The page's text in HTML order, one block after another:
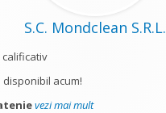
S.C. Mondclean S.R.L.
calificativ
disponibil acum!
vezi mai mult